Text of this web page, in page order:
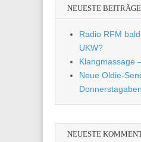
NEUESTE BEITRÄGE
Radio RFM
UKW?
Klangmassage
Neue Oldie-
NEUESTE